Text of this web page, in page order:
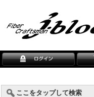
ここをタップして検索